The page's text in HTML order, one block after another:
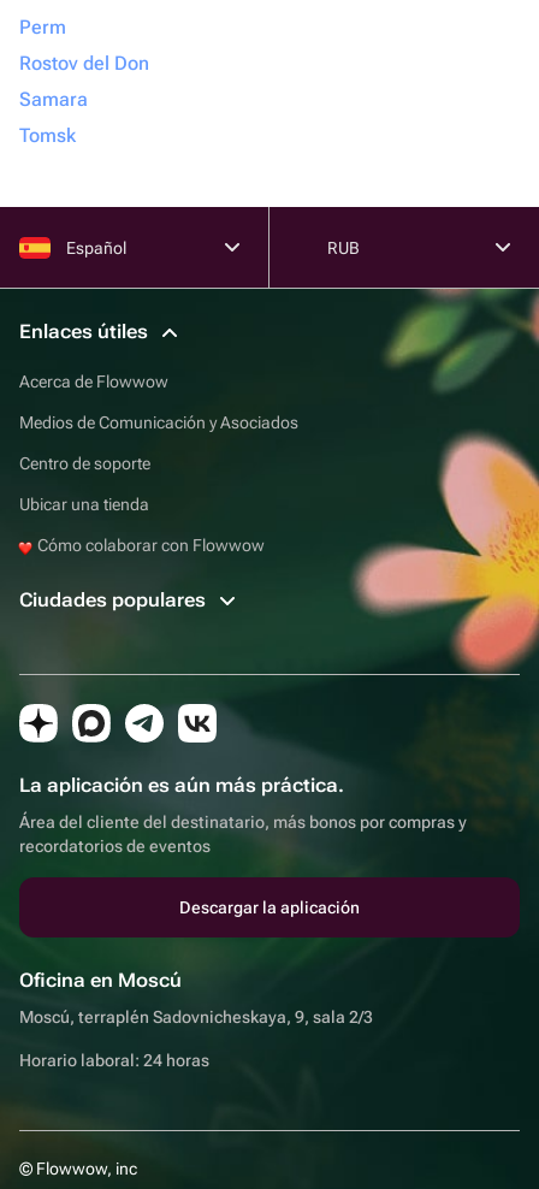
Perm
Rostov del Don
Samara
Tomsk
Español RUB
Enlaces útiles
Acerca de Flowwow
Medios de Comunicación y Asociados
Centro de soporte
Ubicar una tienda
Cómo colaborar con Flowwow
Ciudades populares
La aplicación es aún más práctica.
Área del cliente del destinatario, más bonos por compras y
recordatorios de eventos
Descargar la aplicación
Oficina en Moscú
Moscú, terraplén Sadovnicheskaya, 9, sala 2/3
Horario laboral: 24 horas
© Flowwow, inc